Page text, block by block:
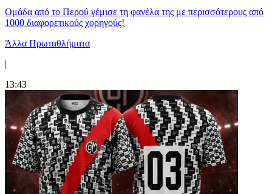
Ομάδα από το Περού γέμισε τη φανέλα της με περισσότερους από
1000 διαφορετικούς χορηγούς!
Άλλα Πρωταθλήματα
|
13:43